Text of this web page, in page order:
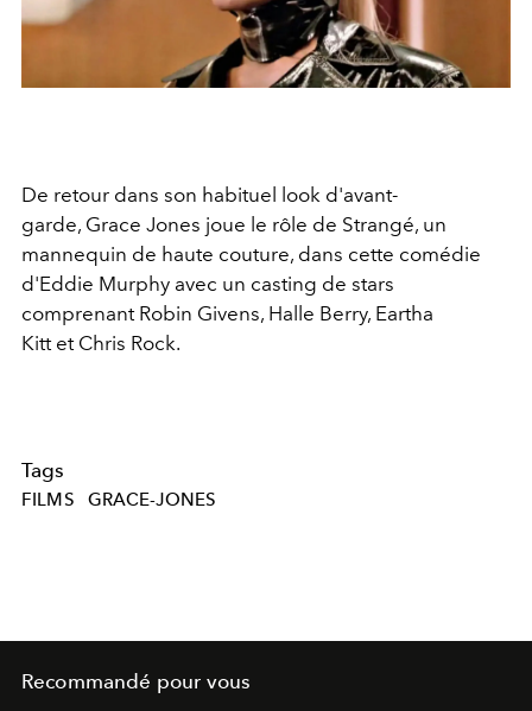
De retour dans son habituel look d'avant-
garde, Grace Jones joue le rôle de Strangé, un
mannequin de haute couture, dans cette comédie
d'Eddie Murphy avec un casting de stars
comprenant Robin Givens, Halle Berry, Eartha
Kitt et Chris Rock.
Tags
FILMS GRACE-JONES
Recommandé pour vous